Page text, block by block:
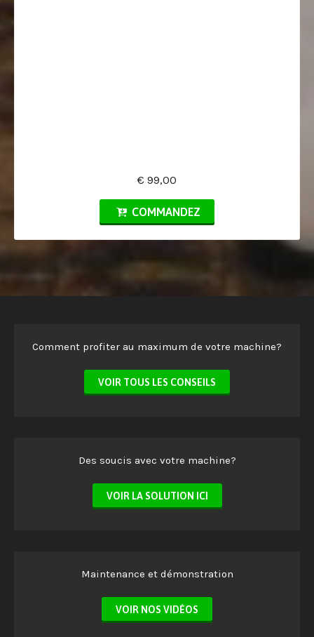
€ 99,00
COMMANDEZ
Comment profiter au maximum de votre machine?
VOIR TOUS LES CONSEILS
Des soucis avec votre machine?
VOIR LA SOLUTION ICI
Maintenance et démonstration
VOIR NOS VIDÉOS